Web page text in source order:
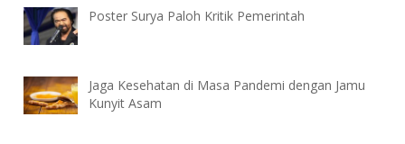
Poster Surya Paloh Kritik Pemerintah
Jaga Kesehatan di Masa Pandemi dengan Jamu
Kunyit Asam